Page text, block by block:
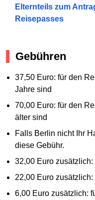
Elternteils zum
Reisepasses
Gebühren
37,50 Euro: für den
Jahre sind
70,00 Euro: für den
älter sind
Falls Berlin nicht Ihr
diese Gebühr.
32,00 Euro
22,00 Euro
6,00 Euro zusätzlich: